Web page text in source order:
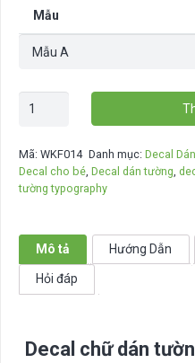
Mẫu
Decal
tường
Where
WKF014
Mã: WKF014 Danh mục:Decal
Decal cho bé Decal dán tường
tường typography
Mô tả Hướng Dẫn
Hỏi đáp
Decal chữ dán